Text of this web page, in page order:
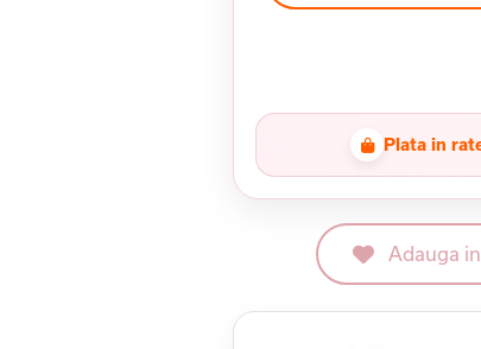
Plata in
Adauga